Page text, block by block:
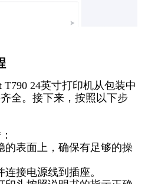
T790 24英寸打印机从包装中
全。接下来，按照以下步
表面上，确保有足够的操
接电源线到插座。